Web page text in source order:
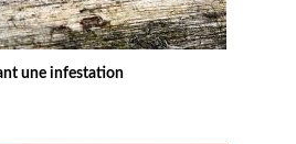
une infestation